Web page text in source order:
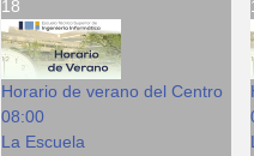
18
Horario de verano del Centro
08:00
La Escuela